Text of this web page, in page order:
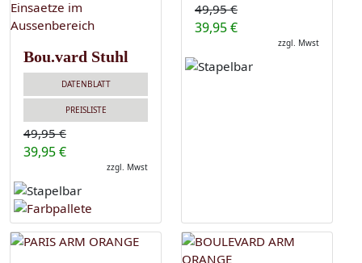
Bou.vard Stuhl
DATENBLATT
PREISLISTE
49,95 €
39,95 €
zzgl. Mwst
49,95 €
39,95 €
zzgl. Mwst